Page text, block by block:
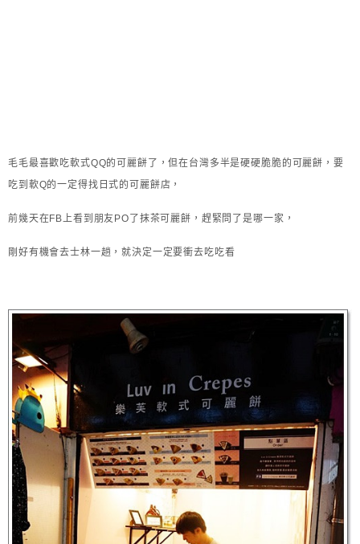
毛毛最喜歡吃軟式QQ的可麗餅了，但在台灣多半是硬硬脆脆的可麗餅，要
吃到軟Q的一定得找日式的可麗餅店，
前幾天在FB上看到朋友PO了抹茶可麗餅，趕緊問了是哪一家，
剛好有機會去士林一趟，就決定一定要衝去吃吃看